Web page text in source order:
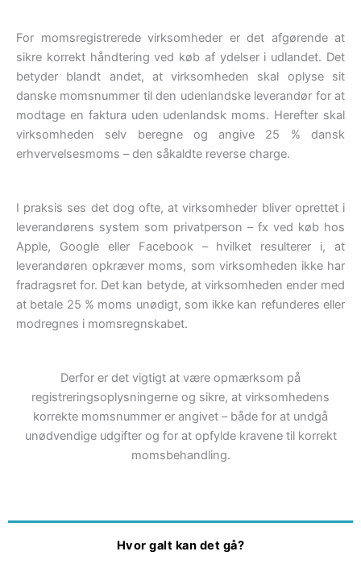
For momsregistrerede virksomheder er det afgørende at
sikre korrekt håndtering ved køb af ydelser i udlandet. Det
betyder blandt andet, at virksomheden skal oplyse sit
danske momsnummer til den udenlandske leverandør for at
modtage en faktura uden udenlandsk moms. Herefter skal
virksomheden selv beregne og angive 25 % dansk
erhvervelsesmoms – den såkaldte reverse charge.
I praksis ses det dog ofte, at virksomheder bliver oprettet i
leverandørens system som privatperson – fx ved køb hos
Apple, Google eller Facebook – hvilket resulterer i, at
leverandøren opkræver moms, som virksomheden ikke har
fradragsret for. Det kan betyde, at virksomheden ender med
at betale 25 % moms unødigt, som ikke kan refunderes eller
modregnes i momsregnskabet.
Derfor er det vigtigt at være opmærksom på
registreringsoplysningerne og sikre, at virksomhedens
korrekte momsnummer er angivet – både for at undgå
unødvendige udgifter og for at opfylde kravene til korrekt
momsbehandling.
Hvor galt kan det gå?